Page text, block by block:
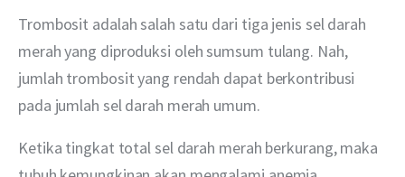
Trombosit adalah salah satu dari tiga jenis sel darah
merah yang diproduksi oleh sumsum tulang. Nah,
jumlah trombosit yang rendah dapat berkontribusi
pada jumlah sel darah merah umum.
Ketika tingkat total sel darah merah berkurang, maka